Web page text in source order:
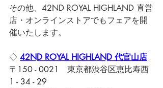
その他、42ND ROYAL HIGHLAND 直営
店・オンラインストアでもフェアを開
催いたします。
◇ 42ND ROYAL HIGHLAND 代官山店
〒150 - 0021　東京都渋谷区恵比寿西
1 - 34 - 29